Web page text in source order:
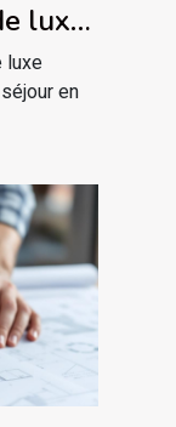
luxe
luxe
en